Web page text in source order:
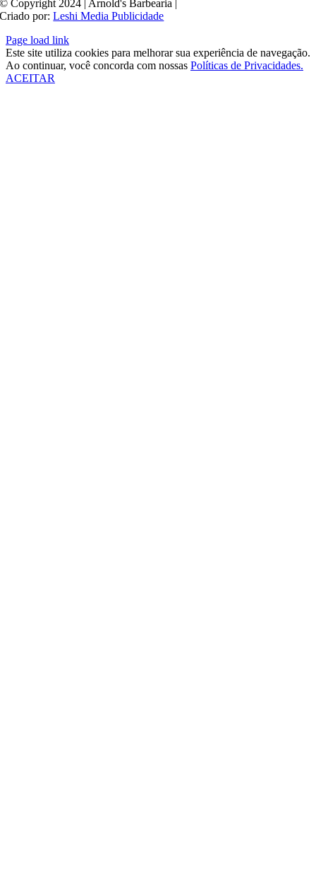
© Copyright 2024 | Arnold's Barbearia |
Criado por:Leshi Media Publicidade
Page load link
Este site utiliza cookies para melhorar sua experiência de navegação.
Ao continuar, você concorda com nossas Políticas de Privacidades.
ACEITAR